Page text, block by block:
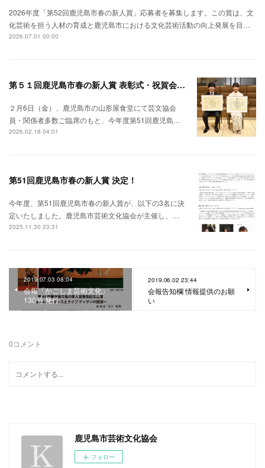
2026年度「第52回鹿児島市春の新人賞」応募者を募集します。この賞は、文
化芸術を担う人材の育成と鹿児島市における文化芸術活動の向上発展を目…
2026.07.01 00:00
第５１回鹿児島市春の新人賞 表彰式・祝賀会 開催
２月6日（金）、鹿児島市の山形屋食堂にて芸文協会
員・関係者多数ご臨席のもと、今年度第51回鹿児島…
2026.02.18 04:01
第51回鹿児島市春の新人賞 決定！
今年度、第51回鹿児島市春の新人賞が、以下の3名に決
定いたしました。鹿児島市芸術文化協会が主催し、…
2025.11.30 23:31
2019.07.03 08:04
会報「かごしま芸術文化」
130号 発行
2019.06.02 23:44
会報告知欄 情報提供のお願
い
0コメント
鹿児島市芸術文化協会
フォロー